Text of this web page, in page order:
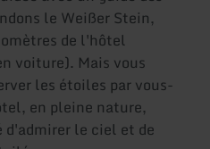
le Weißer Stein,
de l'hôtel
voiture). Mais vous
les étoiles par vous-
en pleine nature,
le ciel et de